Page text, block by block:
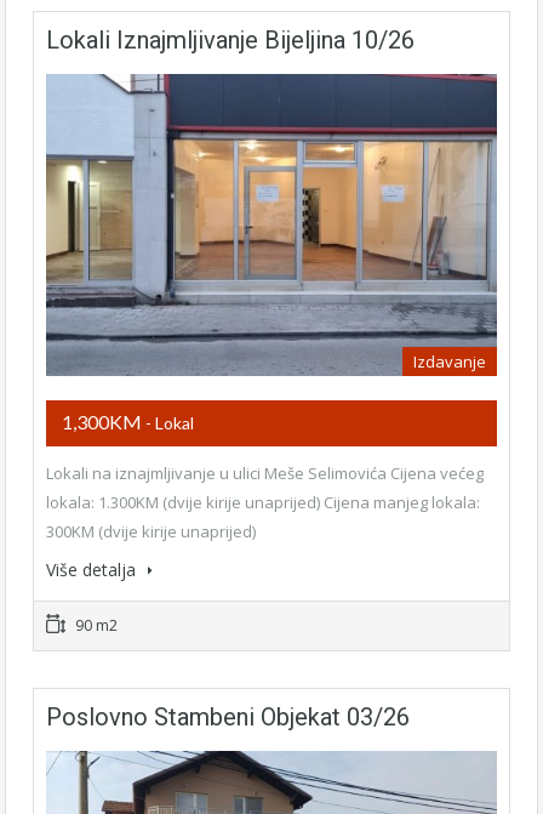
Lokali Iznajmljivanje Bijeljina 10/26
Izdavanje
1,300KM - Lokal
Lokali na iznajmljivanje u ulici Meše Selimovića Cijena većeg
lokala: 1.300KM (dvije kirije unaprijed) Cijena manjeg lokala:
300KM (dvije kirije unaprijed)
Više detalja
90 m2
Poslovno Stambeni Objekat 03/26